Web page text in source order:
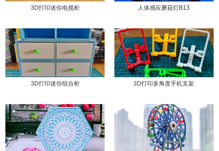
3D打印迷你电视柜 人体感应蘑菇灯B13
3D打印迷你组合柜 3D打印多角度手机支架